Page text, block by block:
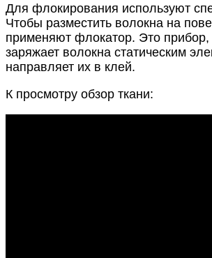
Для флокирования используют
Чтобы разместить волокна на
применяют флокатор. Это прибор,
заряжает волокна статическим
направляет их в клей.
К просмотру обзор ткани: